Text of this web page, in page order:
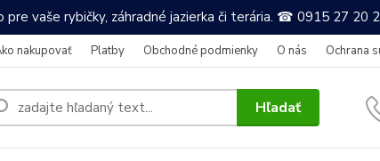
vaše rybičky, záhradné jazierka či terária. ☎ 0915 27 20
nakupovať Platby Obchodné podmienky O nás Ochrana
Hľadať